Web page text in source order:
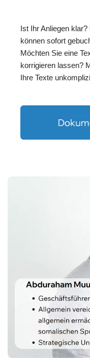
Ist Ihr Anliegen
können sofort
Möchten Sie eine
korrigieren lassen?
Ihre Texte